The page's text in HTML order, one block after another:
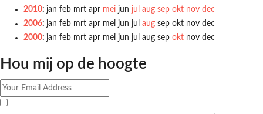
2010: jan feb mrt apr mei jun jul aug sep okt nov dec
2006: jan feb mrt apr mei jun jul aug sep okt nov dec
2000: jan feb mrt apr mei jun jul aug sep okt nov dec
Hou mij op de hoogte